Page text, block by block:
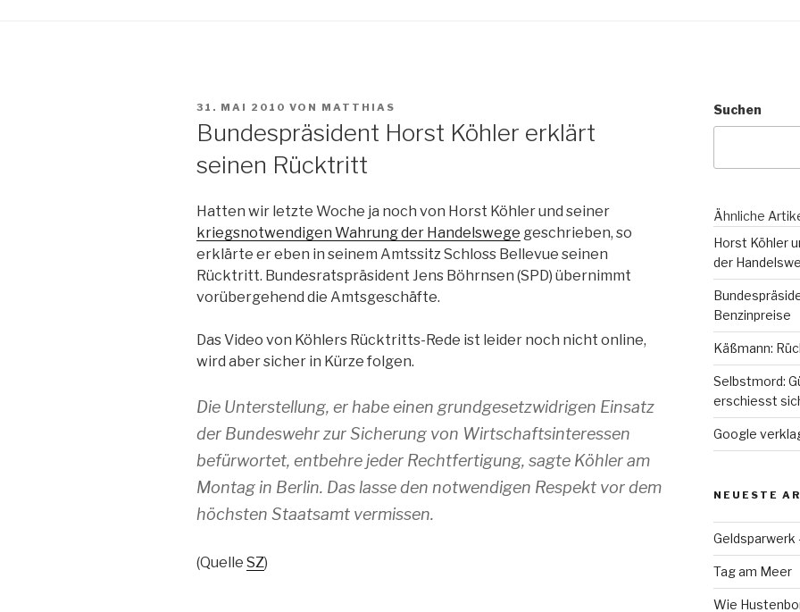
VERÖFFENTLICHT
31. MAI 2010 VON MATTHIAS
Bundespräsident Horst Köhler erklärt
seinen Rücktritt
Hatten wir letzte Woche ja noch von Horst Köhler und seiner
kriegsnotwendigen Wahrung der Handelswege geschrieben, so
erklärte er eben in seinem Amtssitz Schloss Bellevue seinen
Rücktritt. Bundesratspräsident Jens Böhrnsen (SPD) übernimmt
vorübergehend die Amtsgeschäfte.
Das Video von Köhlers Rücktritts-Rede ist leider noch nicht online,
wird aber sicher in Kürze folgen.
Die Unterstellung, er habe einen grundgesetzwidrigen Einsatz
der Bundeswehr zur Sicherung von Wirtschaftsinteressen
befürwortet, entbehre jeder Rechtfertigung, sagte Köhler am
Montag in Berlin. Das lasse den notwendigen Respekt vor dem
höchsten Staatsamt vermissen.
(Quelle SZ)
Suchen
Ähnliche
Horst Köhler
der
Benzinpreise
Käßmann:
Selbstmord:
erschiesst
Google
NEUESTE
Geldsparwerk
Tag am Meer
Wie